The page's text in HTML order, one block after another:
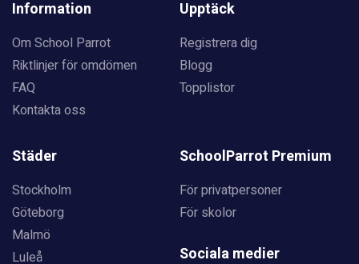
Information
Om School Parrot
Riktlinjer för omdömen
FAQ
Kontakta oss
Upptäck
Registrera dig
Blogg
Topplistor
Städer
Stockholm
Göteborg
Malmö
Luleå
SchoolParrot Premium
För privatpersoner
För skolor
Sociala medier